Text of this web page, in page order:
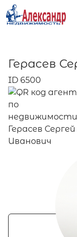
Герасев
ID 6500